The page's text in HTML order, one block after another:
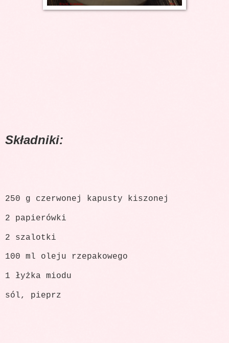
Składniki:
250 g czerwonej kapusty kiszonej
2 papierówki
2 szalotki
100 ml oleju rzepakowego
1 łyżka miodu
sól, pieprz